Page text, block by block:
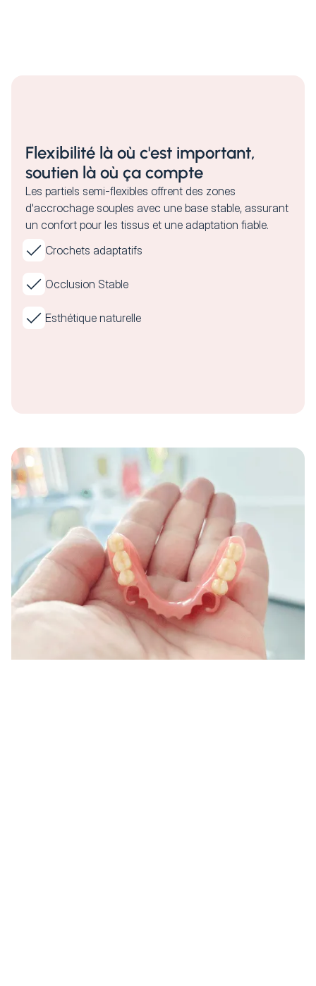
Flexibilité là où c'est important,
soutien là où ça compte
Les partiels semi-flexibles offrent des zones
d'accrochage souples avec une base stable, assurant
un confort pour les tissus et une adaptation fiable.
Crochets adaptatifs
Occlusion Stable
Esthétique naturelle